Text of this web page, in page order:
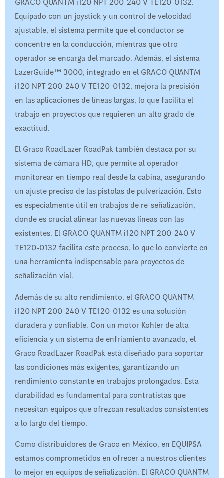
Equipado con un joystick y un control de velocidad
ajustable, el sistema permite que el conductor se
concentre en la conducción, mientras que otro
operador se encarga del marcado. Además, el sistema
LazerGuide™ 3000, integrado en el GRACO QUANTM
i120 NPT 200-240 V TE120-0132, mejora la precisión
en las aplicaciones de líneas largas, lo que facilita el
trabajo en proyectos que requieren un alto grado de
exactitud.
El Graco RoadLazer RoadPak también destaca por su
sistema de cámara HD, que permite al operador
monitorear en tiempo real desde la cabina, asegurando
un ajuste preciso de las pistolas de pulverización. Esto
es especialmente útil en trabajos de re-señalización,
donde es crucial alinear las nuevas líneas con las
existentes. El GRACO QUANTM i120 NPT 200-240 V
TE120-0132 facilita este proceso, lo que lo convierte en
una herramienta indispensable para proyectos de
señalización vial.
Además de su alto rendimiento, el GRACO QUANTM
i120 NPT 200-240 V TE120-0132 es una solución
duradera y confiable. Con un motor Kohler de alta
eficiencia y un sistema de enfriamiento avanzado, el
Graco RoadLazer RoadPak está diseñado para soportar
las condiciones más exigentes, garantizando un
rendimiento constante en trabajos prolongados. Esta
durabilidad es fundamental para contratistas que
necesitan equipos que ofrezcan resultados consistentes
a lo largo del tiempo.
Como distribuidores de Graco en México, en EQUIPSA
estamos comprometidos en ofrecer a nuestros clientes
lo mejor en equipos de señalización. El GRACO QUANTM